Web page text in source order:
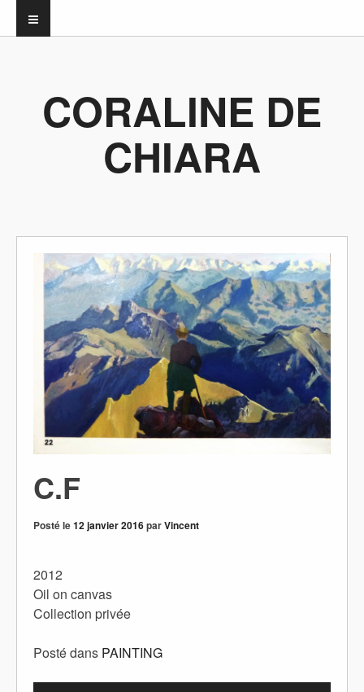
CORALINE DE
CHIARA
C.F
Posté le12 janvier 2016parVincent
2012
Oil on canvas
Collection privée
Posté dans PAINTING